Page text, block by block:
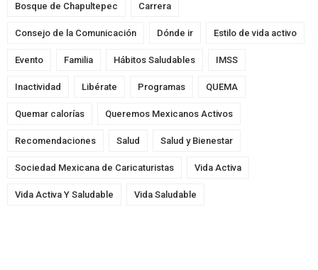
Bosque de Chapultepec Carrera
Consejo de la Comunicación Dónde ir Estilo de vida activo
Evento Familia Hábitos Saludables IMSS
Inactividad Libérate Programas QUEMA
Quemar calorías Queremos Mexicanos Activos
Recomendaciones Salud Salud y Bienestar
Sociedad Mexicana de Caricaturistas Vida Activa
Vida Activa Y Saludable Vida Saludable